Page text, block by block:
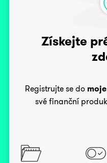
Získejte
Registrujte se do
své finanční